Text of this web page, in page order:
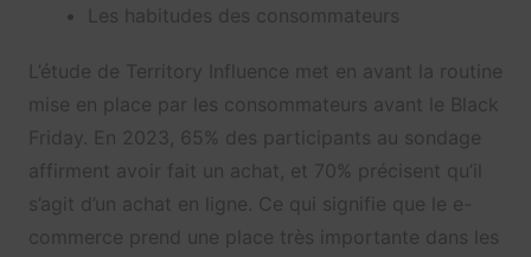
Les habitudes des consommateurs
L’étude de Territory Influence met en avant la routine
mise en place par les consommateurs avant le Black
Friday. En 2023, 65% des participants au sondage
affirment avoir fait un achat, et 70% précisent qu’il
s’agit d’un achat en ligne. Ce qui signifie que le e-
commerce prend une place très importante dans les